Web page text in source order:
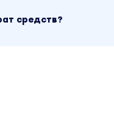
средств?